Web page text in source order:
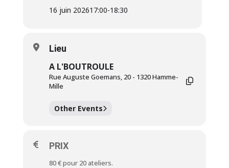
16 juin 202617:00-18:30
Lieu
A L'BOUTROULE
Rue Auguste Goemans, 20 - 1320 Hamme-
Mille
Other Events
PRIX
80 € pour 20 ateliers.